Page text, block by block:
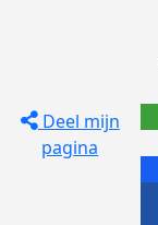
Deel mijn
pagina